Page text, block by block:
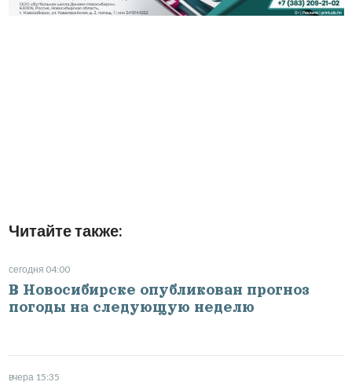
Читайте также:
сегодня 04:00
В Новосибирске опубликован прогноз
погоды на следующую неделю
вчера 15:35